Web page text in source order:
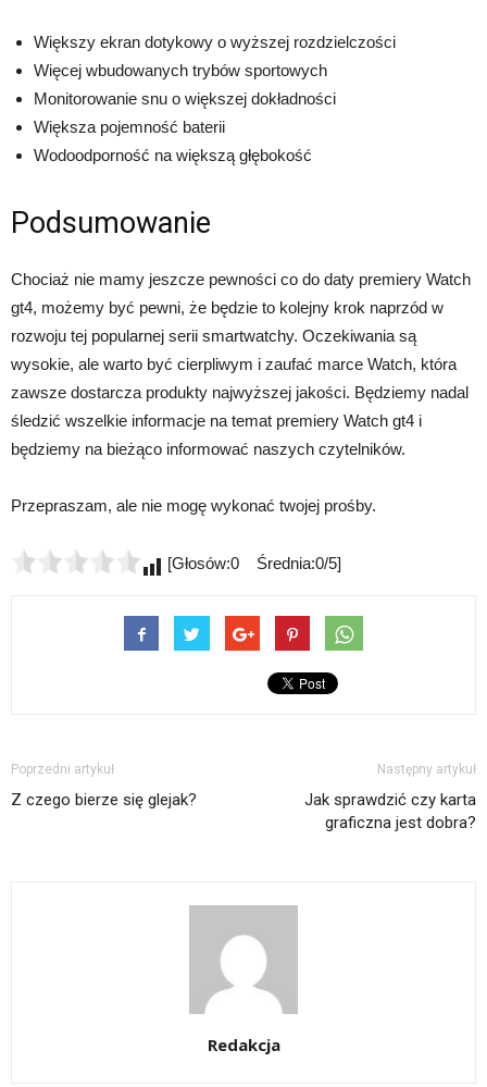
Większy ekran dotykowy o wyższej rozdzielczości
Więcej wbudowanych trybów sportowych
Monitorowanie snu o większej dokładności
Większa pojemność baterii
Wodoodporność na większą głębokość
Podsumowanie
Chociaż nie mamy jeszcze pewności co do daty premiery Watch
gt4, możemy być pewni, że będzie to kolejny krok naprzód w
rozwoju tej popularnej serii smartwatchy. Oczekiwania są
wysokie, ale warto być cierpliwym i zaufać marce Watch, która
zawsze dostarcza produkty najwyższej jakości. Będziemy nadal
śledzić wszelkie informacje na temat premiery Watch gt4 i
będziemy na bieżąco informować naszych czytelników.
Przepraszam, ale nie mogę wykonać twojej prośby.
[Głosów:0 Średnia:0/5]
Poprzedni artykuł
Z czego bierze się glejak?
Następny artykuł
Jak sprawdzić czy karta
graficzna jest dobra?
Redakcja